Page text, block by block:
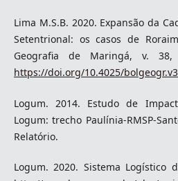
Lima M.S.B. 2020. Expansão da
Setentrional: os casos de
Geografia de Maringá, v.
https://doi.org/10.4025/
Logum. 2014. Estudo de
Logum: trecho Paulínia-RMSP-
Relatório.
Logum. 2020. Sistema Logístico